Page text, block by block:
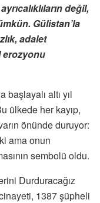
değil,
Gülistan’la
adalet
erozyonu
altı yıl
ülkede her kayıp,
önünde duruyor:
ama onun
sembolü oldu.
Durduracağız
1387 şüpheli